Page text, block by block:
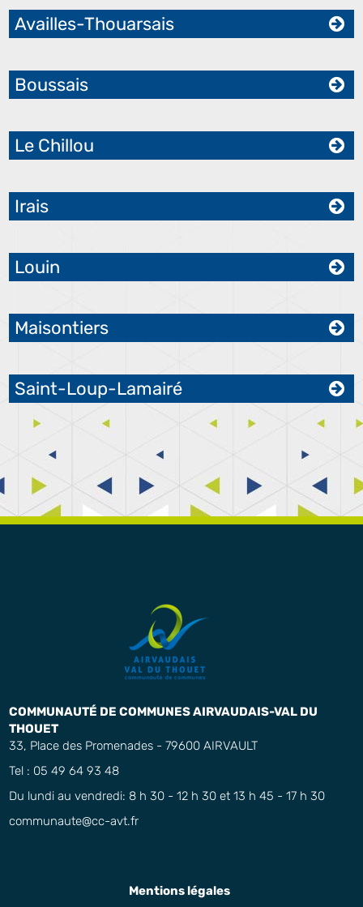
Availles-Thouarsais
Boussais
Le Chillou
Irais
Louin
Maisontiers
Saint-Loup-Lamairé
COMMUNAUTÉ DE COMMUNES AIRVAUDAIS-VAL DU
THOUET
33, Place des Promenades - 79600 AIRVAULT
Tel : 05 49 64 93 48
Du lundi au vendredi: 8 h 30 - 12 h 30 et 13 h 45 - 17 h 30
communaute@cc-avt.fr
Mentions légales